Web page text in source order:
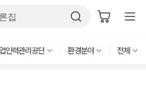
인력관리공단 환경분야 전체